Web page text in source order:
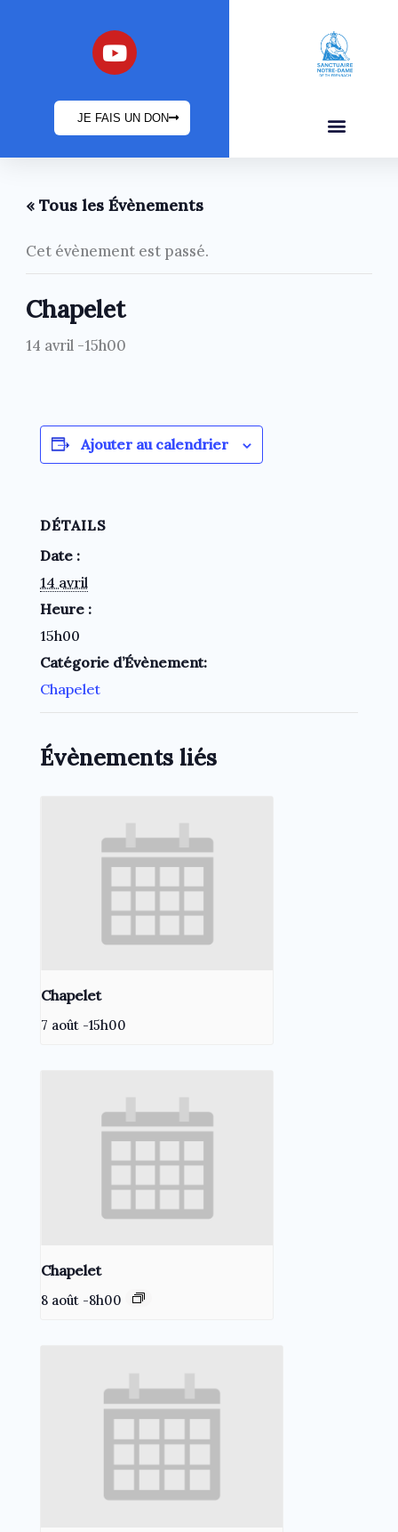
Y
o
t
u
b
JE FAIS UN DON
« Tous les Évènements
Cet évènement est passé.
Chapelet
14 avril -15h00
Ajouter au calendrier
DÉTAILS
Date :
14 avril
Heure :
15h00
Catégorie d’Évènement:
Chapelet
Évènements liés
Chapelet
7 août -15h00
Chapelet
8 août -8h00